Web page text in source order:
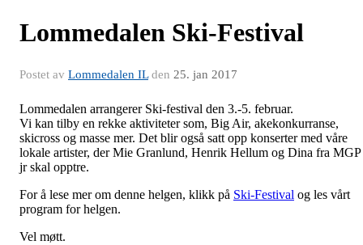
Lommedalen Ski-Festival
Postet av Lommedalen ILden 25. jan 2017
Lommedalen arrangerer Ski-festival den 3.-5. februar.
Vi kan tilby en rekke aktiviteter som, Big Air, akekonkurranse,
skicross og masse mer. Det blir også satt opp konserter med våre
lokale artister, der Mie Granlund, Henrik Hellum og Dina fra MGP
jr skal opptre.
For å lese mer om denne helgen, klikk på Ski-Festival og les vårt
program for helgen.
Vel møtt.